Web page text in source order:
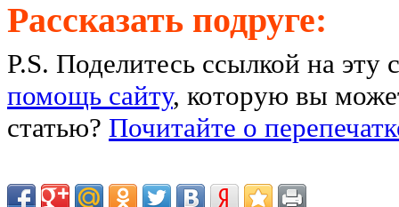
Рассказать подруге:
P.S. Поделитесь ссылкой на
помощь сайту, которую вы
статью? Почитайте о